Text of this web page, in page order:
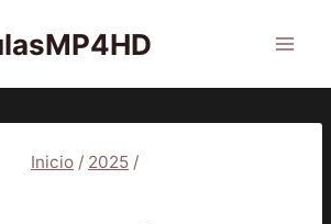
Inicio / 2025 /